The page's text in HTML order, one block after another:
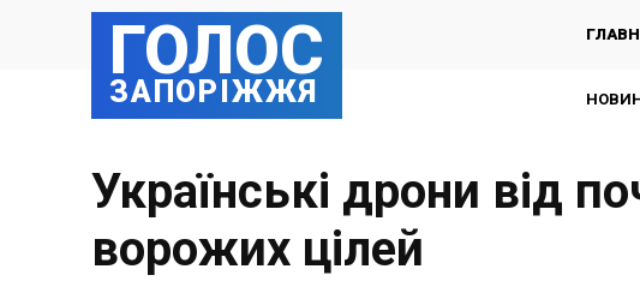
ГОЛОС
ЗАПОРІЖЖЯ
Українські дрони від
ворожих цілей